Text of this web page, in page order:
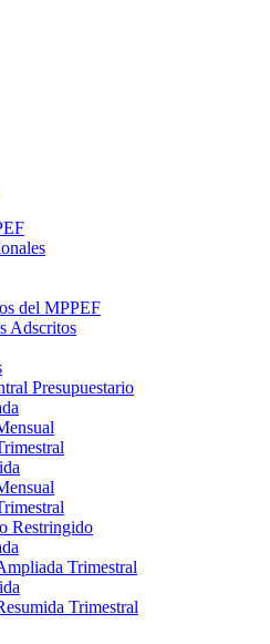
del MPPEF
Adscritos
Presupuestario
Restringido
Trimestral
Trimestral